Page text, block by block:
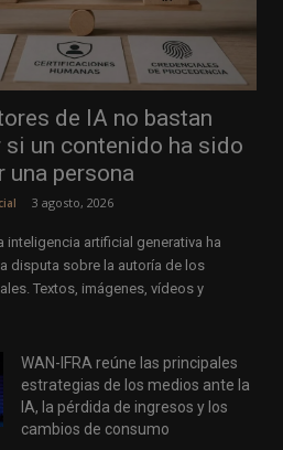
de IA no bastan
si un contenido ha sido
una persona
3 agosto, 2026
inteligencia artificial generativa ha
disputa sobre la autoría de los
Textos, imágenes, vídeos y
WAN-IFRA reúne las principales
estrategias de los medios ante la
IA, la pérdida de ingresos y los
cambios de consumo